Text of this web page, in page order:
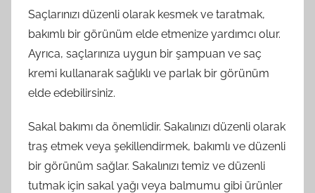
Saçlarınızı düzenli olarak kesmek ve taratmak,
bakımlı bir görünüm elde etmenize yardımcı olur.
Ayrıca, saçlarınıza uygun bir şampuan ve saç
kremi kullanarak sağlıklı ve parlak bir görünüm
elde edebilirsiniz.
Sakal bakımı da önemlidir. Sakalınızı düzenli olarak
traş etmek veya şekillendirmek, bakımlı ve düzenli
bir görünüm sağlar. Sakalınızı temiz ve düzenli
tutmak için sakal yağı veya balmumu gibi ürünler